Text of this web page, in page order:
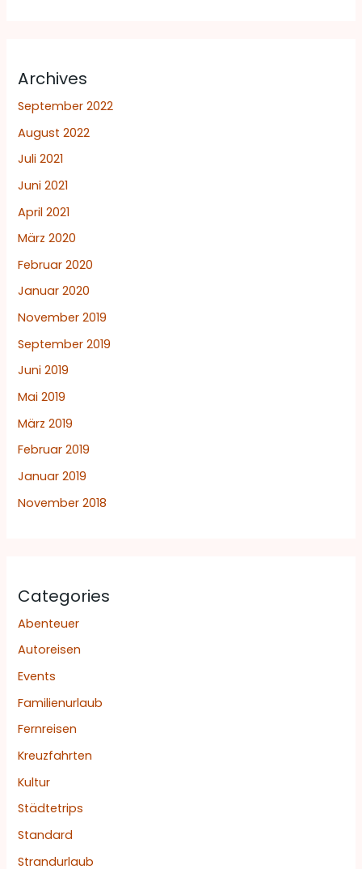
Archives
September 2022
August 2022
Juli 2021
Juni 2021
April 2021
März 2020
Februar 2020
Januar 2020
November 2019
September 2019
Juni 2019
Mai 2019
März 2019
Februar 2019
Januar 2019
November 2018
Categories
Abenteuer
Autoreisen
Events
Familienurlaub
Fernreisen
Kreuzfahrten
Kultur
Städtetrips
Standard
Strandurlaub